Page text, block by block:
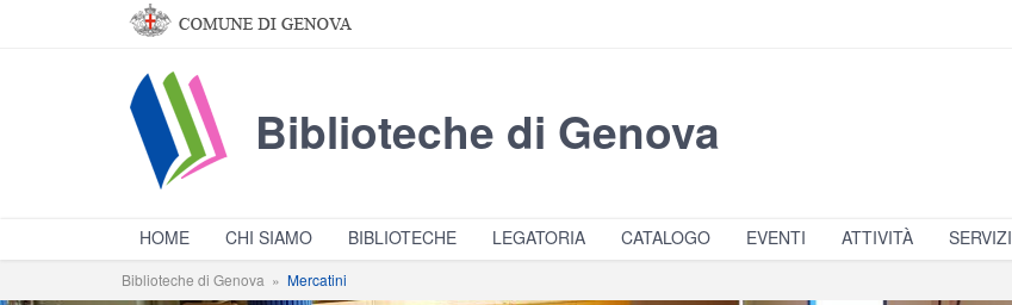
Salta al contenuto principale
Biblioteche di Genova
HOME CHI SIAMO BIBLIOTECHE LEGATORIA CATALOGO EVENTI ATTIVITÀ SERVIZI
Biblioteche di Genova » Mercatini